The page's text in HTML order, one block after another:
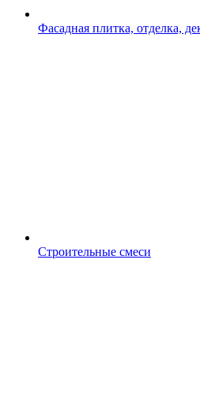
Фасадная плитка, отделка,
Строительные смеси